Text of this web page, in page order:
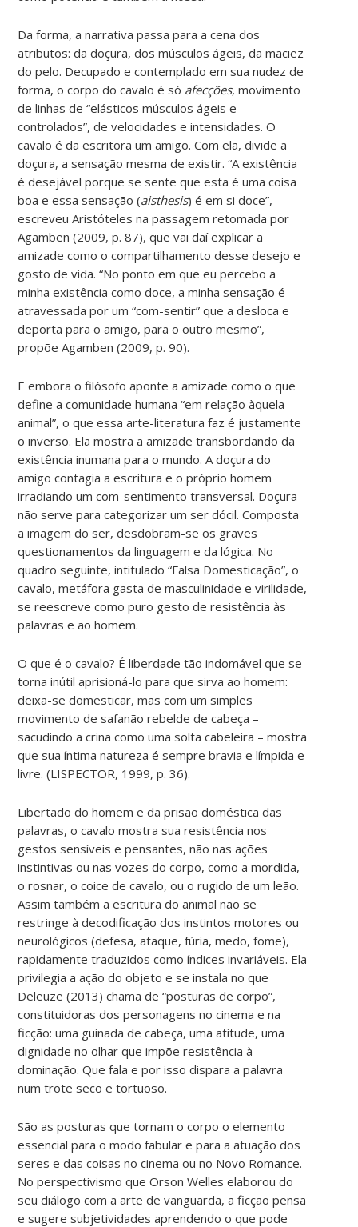
Da forma, a narrativa passa para a cena dos
atributos: da doçura, dos músculos ágeis, da maciez
do pelo. Decupado e contemplado em sua nudez de
forma, o corpo do cavalo é só afecções, movimento
de linhas de “elásticos músculos ágeis e
controlados”, de velocidades e intensidades. O
cavalo é da escritora um amigo. Com ela, divide a
doçura, a sensação mesma de existir. “A existência
é desejável porque se sente que esta é uma coisa
boa e essa sensação (aisthesis) é em si doce”,
escreveu Aristóteles na passagem retomada por
Agamben (2009, p. 87), que vai daí explicar a
amizade como o compartilhamento desse desejo e
gosto de vida. “No ponto em que eu percebo a
minha existência como doce, a minha sensação é
atravessada por um “com-sentir” que a desloca e
deporta para o amigo, para o outro mesmo”,
propõe Agamben (2009, p. 90).
E embora o filósofo aponte a amizade como o que
define a comunidade humana “em relação àquela
animal”, o que essa arte-literatura faz é justamente
o inverso. Ela mostra a amizade transbordando da
existência inumana para o mundo. A doçura do
amigo contagia a escritura e o próprio homem
irradiando um com-sentimento transversal. Doçura
não serve para categorizar um ser dócil. Composta
a imagem do ser, desdobram-se os graves
questionamentos da linguagem e da lógica. No
quadro seguinte, intitulado “Falsa Domesticação”, o
cavalo, metáfora gasta de masculinidade e virilidade,
se reescreve como puro gesto de resistência às
palavras e ao homem.
O que é o cavalo? É liberdade tão indomável que se
torna inútil aprisioná-lo para que sirva ao homem:
deixa-se domesticar, mas com um simples
movimento de safanão rebelde de cabeça –
sacudindo a crina como uma solta cabeleira – mostra
que sua íntima natureza é sempre bravia e límpida e
livre. (LISPECTOR, 1999, p. 36).
Libertado do homem e da prisão doméstica das
palavras, o cavalo mostra sua resistência nos
gestos sensíveis e pensantes, não nas ações
instintivas ou nas vozes do corpo, como a mordida,
o rosnar, o coice de cavalo, ou o rugido de um leão.
Assim também a escritura do animal não se
restringe à decodificação dos instintos motores ou
neurológicos (defesa, ataque, fúria, medo, fome),
rapidamente traduzidos como índices invariáveis. Ela
privilegia a ação do objeto e se instala no que
Deleuze (2013) chama de “posturas de corpo”,
constituidoras dos personagens no cinema e na
ficção: uma guinada de cabeça, uma atitude, uma
dignidade no olhar que impõe resistência à
dominação. Que fala e por isso dispara a palavra
num trote seco e tortuoso.
São as posturas que tornam o corpo o elemento
essencial para o modo fabular e para a atuação dos
seres e das coisas no cinema ou no Novo Romance.
No perspectivismo que Orson Welles elaborou do
seu diálogo com a arte de vanguarda, a ficção pensa
e sugere subjetividades aprendendo o que pode